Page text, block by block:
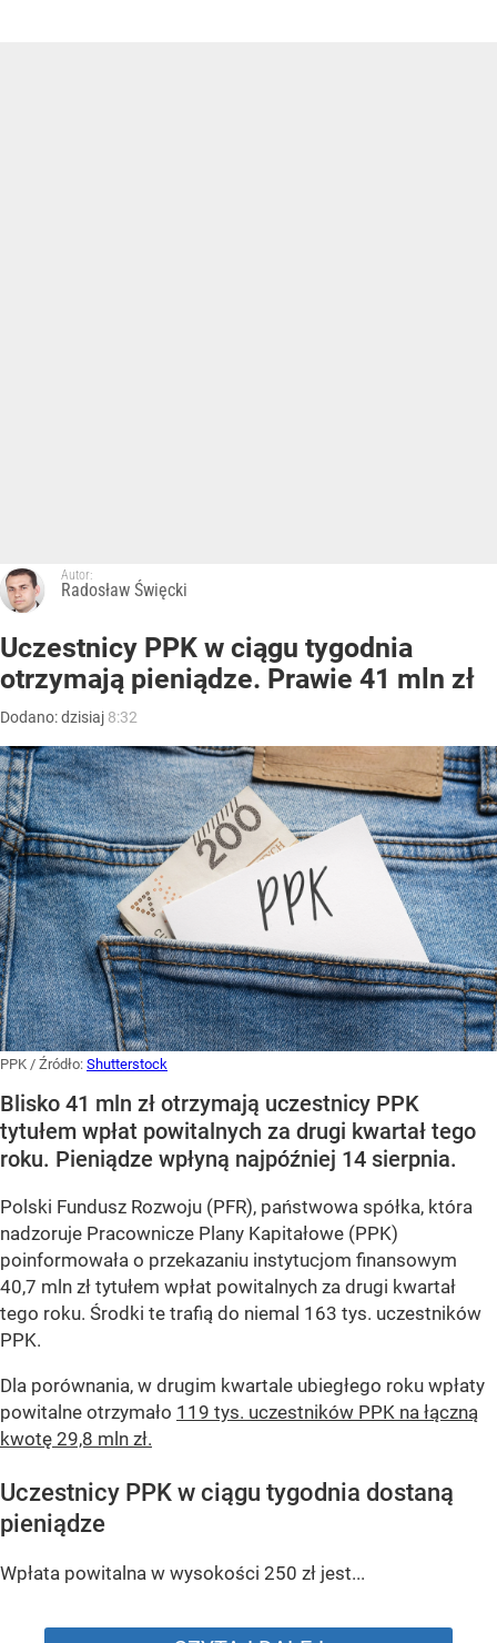
Autor:
Radosław Święcki
Uczestnicy PPK w ciągu tygodnia
otrzymają pieniądze. Prawie 41 mln zł
Dodano:dzisiaj 8:32
PPK / Źródło: Shutterstock
Blisko 41 mln zł otrzymają uczestnicy PPK
tytułem wpłat powitalnych za drugi kwartał tego
roku. Pieniądze wpłyną najpóźniej 14 sierpnia.
Polski Fundusz Rozwoju (PFR), państwowa spółka, która
nadzoruje Pracownicze Plany Kapitałowe (PPK)
poinformowała o przekazaniu instytucjom finansowym
40,7 mln zł tytułem wpłat powitalnych za drugi kwartał
tego roku. Środki te trafią do niemal 163 tys. uczestników
PPK.
Dla porównania, w drugim kwartale ubiegłego roku wpłaty
powitalne otrzymało 119 tys. uczestników PPK na łączną
kwotę 29,8 mln zł.
Uczestnicy PPK w ciągu tygodnia dostaną
pieniądze
Wpłata powitalna w wysokości 250 zł jest...